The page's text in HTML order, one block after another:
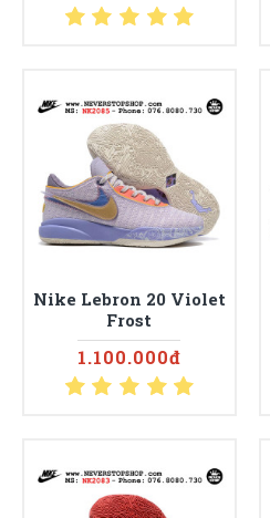
Nike Lebron 20 Violet
Frost
1.100.000đ